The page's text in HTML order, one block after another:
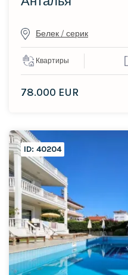
Белек / серик
Квартиры
78.000 EUR
ID: 40204